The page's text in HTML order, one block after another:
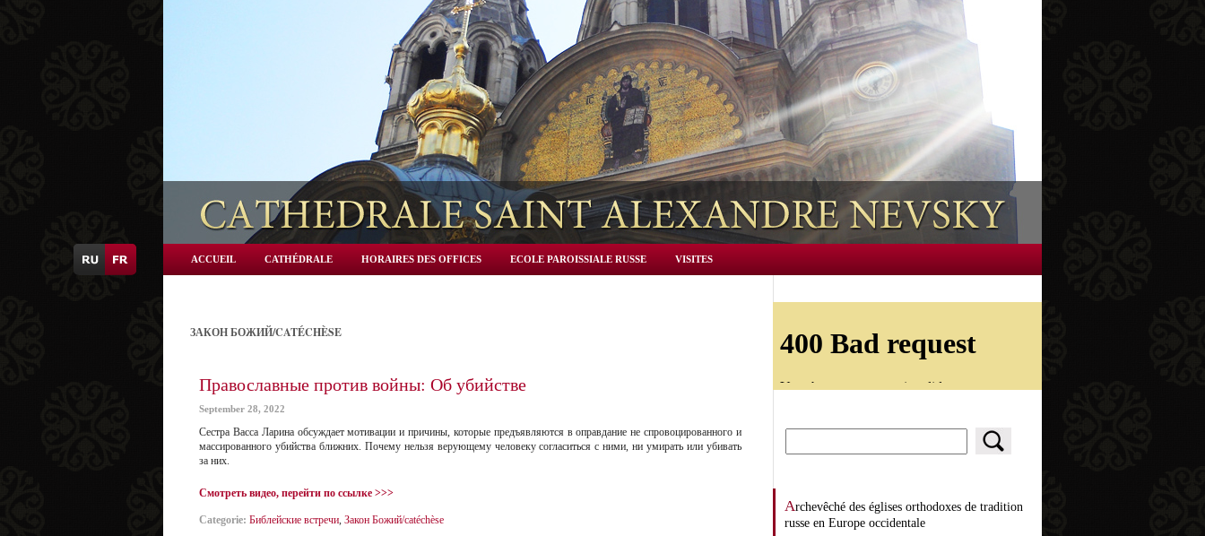
ACCUEIL CATHÉDRALE HORAIRES DES OFFICES ECOLE PAROISSIALE RUSSE VISITES
ЗАКОН БОЖИЙ/CATÉCHÈSE
Православные против войны: Об убийстве
September 28, 2022
Сестра Васса Ларина обсуждает мотивации и причины, которые предъявляются в оправдание не спровоцированного и
массированного убийства ближних. Почему нельзя верующему человеку согласиться с ними, ни умирать или убивать
за них.
Смотреть видео, перейти по ссылке >>>
Categorie: Библейские встречи, Закон Божий/catéchèse
Archevêché des églises orthodoxes de tradition
russe en Europe occidentale